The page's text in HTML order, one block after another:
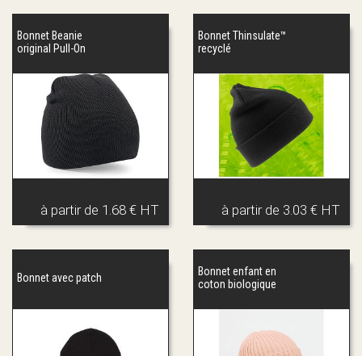
Bonnet Beanie
original Pull-On
à partir de 1.68 € HT
Bonnet Thinsulate™
recyclé
à partir de 3.03 € HT
Bonnet avec patch
Bonnet enfant en
coton biologique